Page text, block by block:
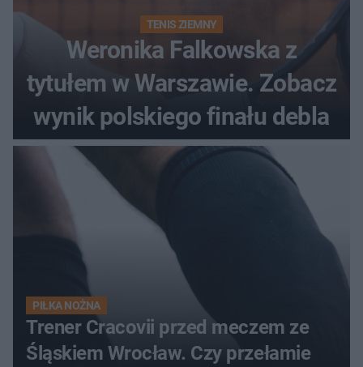
TENIS ZIEMNY
Weronika Falkowska z
tytułem w Warszawie. Zobacz
wynik polskiego finału debla
PIŁKA NOŻNA
Trener Cracovii przed meczem ze
Śląskiem Wrocław. Czy przełamie